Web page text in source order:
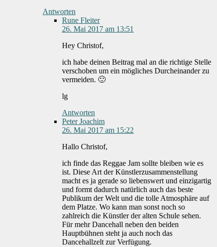
Antworten
Rune Fleiter
26. Mai 2017 am 13:51
Hey Christof,
ich habe deinen Beitrag mal an die richtige Stelle
verschoben um ein mögliches Durcheinander zu
vermeiden. 🙂
lg
Antworten
Peter Joachim
26. Mai 2017 am 15:22
Hallo Christof,
ich finde das Reggae Jam sollte bleiben wie es
ist. Diese Art der Künstlerzusammenstellung
macht es ja gerade so liebenswert und einzigartig
und formt dadurch natürlich auch das beste
Publikum der Welt und die tolle Atmosphäre auf
dem Platze. Wo kann man sonst noch so
zahlreich die Künstler der alten Schule sehen.
Für mehr Dancehall neben den beiden
Hauptbühnen steht ja auch noch das
Dancehallzelt zur Verfügung.